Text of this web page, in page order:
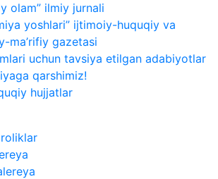
olam” ilmiy jurnali
yoshlari” ijtimoiy-huquqiy va
ma’rifiy gazetasi
uchun tavsiya etilgan adabiyotlar
qarshimiz!
hujjatlar